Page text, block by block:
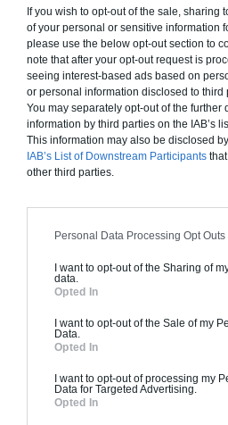
If you wish to opt-out of the sale, sharing
of your personal or sensitive information
please use the below opt-out section to
note that after your opt-out request is
seeing interest-based ads based on
or personal information disclosed to third
You may separately opt-out of the further
information by third parties on the IAB’s
This information may also be disclosed
IAB’s List of Downstream Participants
other third parties.
Personal Data Processing Opt Outs
I want to opt-out of the Sharing of
data.
Opted In
I want to opt-out of the Sale of my
Data.
Opted In
I want to opt-out of processing my
Data for Targeted Advertising.
Opted In
peinture, sols...), mais
clôture.
À partir
279
Je la
Chiffrage estimatif pour :
standards. Construction en
(RT 2020). Finitions haut
en main" inclut le gros
piscine, jardin et